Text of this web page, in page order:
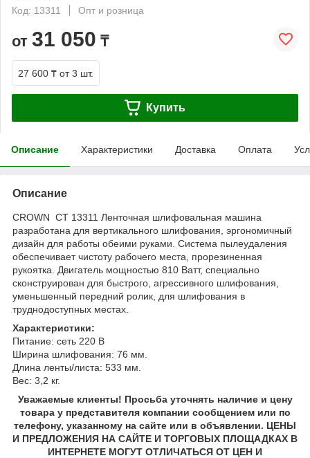
Код: 13311
Опт и розница
от 31 050 ₸
27 600 ₸ от 3 шт.
Купить
Описание Характеристики Доставка Оплата
Описание
CROWN СТ 13311 Ленточная шлифовальная машина
разработана для вертикального шлифования, эргономичный
дизайн для работы обеими руками. Система пылеудаления
обеспечивает чистоту рабочего места, прорезиненная
рукоятка. Двигатель мощностью 810 Ватт, специально
сконструирован для быстрого, агрессивного шлифования,
уменьшенный передний ролик, для шлифования в
труднодоступных местах.
Характеристики:
Питание: сеть 220 В
Ширина шлифования: 76 мм.
Длина ленты/листа: 533 мм.
Вес: 3,2 кг.
Уважаемые клиенты! Просьба уточнять наличие и цену
товара у представителя компании сообщением или по
телефону, указанному на сайте или в объявлении. ЦЕНЫ
И ПРЕДЛОЖЕНИЯ НА САЙТЕ И ТОРГОВЫХ ПЛОЩАДКАХ В
ИНТЕРНЕТЕ МОГУТ ОТЛИЧАТЬСЯ ОТ ЦЕН И